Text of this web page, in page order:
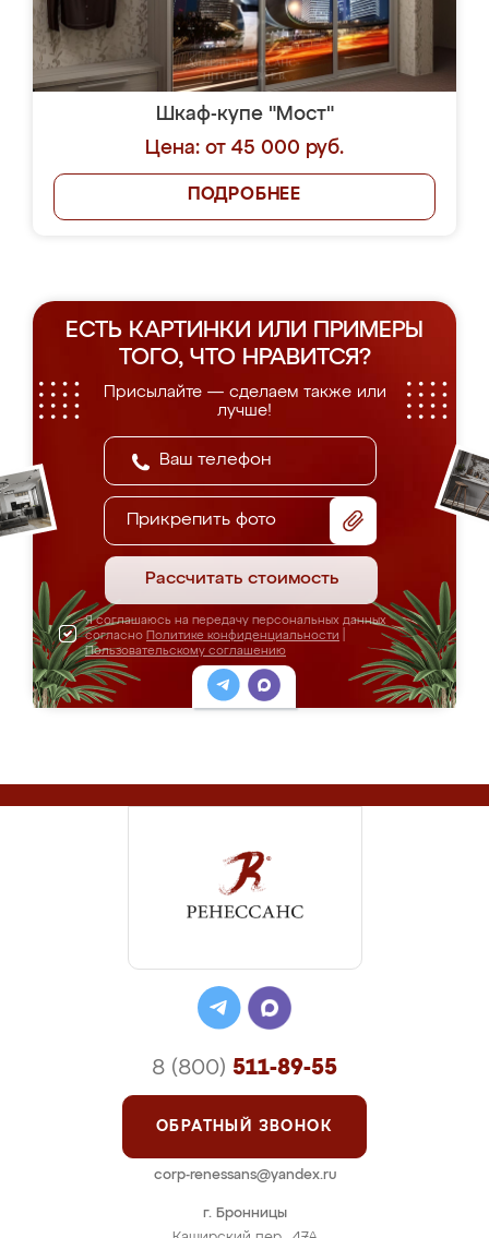
Шкаф-купе "Мост"
Цена: от 45 000 руб.
ПОДРОБНЕЕ
ЕСТЬ КАРТИНКИ ИЛИ ПРИМЕРЫ
ТОГО, ЧТО НРАВИТСЯ?
Присылайте — сделаем также или
лучше!
Прикрепить фото
Рассчитать стоимость
Я соглашаюсь на передачу персональных данных
согласно Политике конфиденциальности
Пользовательскому соглашению
г. Бронницы
8 (800) 511-89-55
ОБРАТНЫЙ ЗВОНОК
corp-renessans@yandex.ru